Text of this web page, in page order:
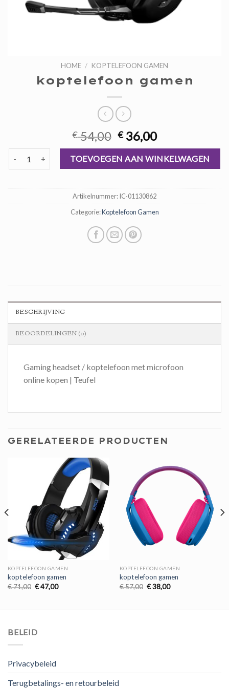
HOME / KOPTELEFOON GAMEN
koptelefoon gamen
€54,00 Oorspronkelijke
prijs
was:
€ 54,00.
€36,00Huidige
prijs
is:
€ 36,00.
koptelefoon gamen aantalTOEVOEGEN AAN WINKELWAGEN
Artikelnummer:IC-01130862
Categorie:Koptelefoon Gamen
BESCHRIJVING
BEOORDELINGEN (0)
Gaming headset / koptelefoon met microfoon
online kopen | Teufel
GERELATEERDE PRODUCTEN
KOPTELEFOON GAMEN
koptelefoon gamen
€71,00 Oorspronkelijke
€47,00Huidige
KOPTELEFOON GAMEN
koptelefoon gamen
€57,00 Oorspronkelijke
€38,00Huidige
BELEID
Privacybeleid
Terugbetalings- en retourbeleid